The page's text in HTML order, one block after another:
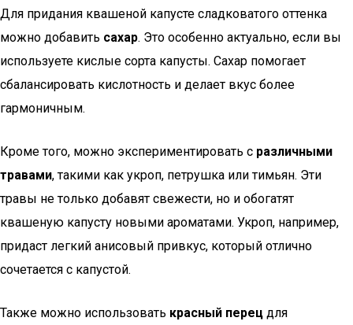
Для придания квашеной капусте сладковатого оттенка
можно добавить сахар. Это особенно актуально, если вы
используете кислые сорта капусты. Сахар помогает
сбалансировать кислотность и делает вкус более
гармоничным.
Кроме того, можно экспериментировать с различными
травами, такими как укроп, петрушка или тимьян. Эти
травы не только добавят свежести, но и обогатят
квашеную капусту новыми ароматами. Укроп, например,
придаст легкий анисовый привкус, который отлично
сочетается с капустой.
Также можно использовать красный перец для